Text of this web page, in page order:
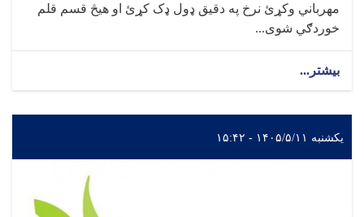
مهرباني وکړئ نرخ په دقیق ډول ډک کړئ او هیڅ قسم قلم
خوردګي شوی...
بیشتر...
یکشنبه ۱۴۰۵/۵/۱۱ - ۱۵:۴۲